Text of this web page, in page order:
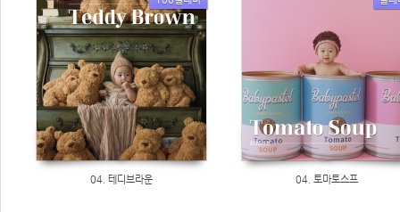
04. 테디브라운 04. 토마토스프